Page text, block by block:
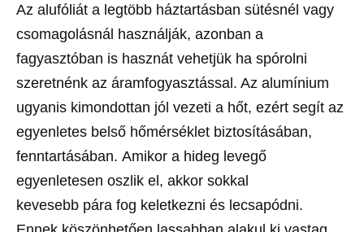
Az alufóliát a legtöbb háztartásban sütésnél vagy
csomagolásnál használják, azonban a
fagyasztóban is hasznát vehetjük ha spórolni
szeretnénk az áramfogyasztással. Az alumínium
ugyanis kimondottan jól vezeti a hőt, ezért segít az
egyenletes belső hőmérséklet biztosításában,
fenntartásában. Amikor a hideg levegő
egyenletesen oszlik el, akkor sokkal
kevesebb pára fog keletkezni és lecsapódni.